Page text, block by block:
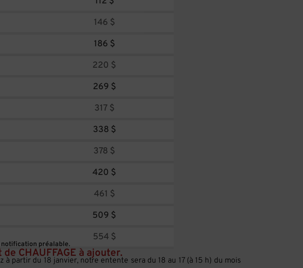
146 $
186 $
220 $
269 $
317 $
338 $
378 $
420 $
461 $
509 $
554 $
préalable.
CHAUFFAGE à ajouter.
partir du 18 janvier, notre entente sera du 18 au 17 (à 15 h) du mois